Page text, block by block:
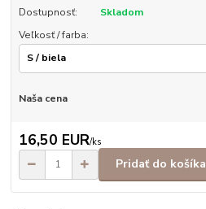
Dostupnosť:
Skladom
Veľkosť / farba:
Naša cena
16,50 EUR/ks
Pridať do košíka